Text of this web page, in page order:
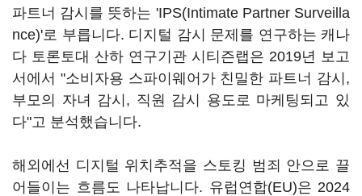
파트너 감시를 뜻하는 'IPS(Intimate Partner Surveilla
nce)'로 부릅니다. 디지털 감시 문제를 연구하는 캐나
다 토론토대 산하 연구기관 시티즌랩은 2019년 보고
서에서 "소비자용 스파이웨어가 친밀한 파트너 감시,
부모의 자녀 감시, 직원 감시 용도로 마케팅되고 있
다"고 분석했습니다.
해외에선 디지털 위치추적을 스토킹 범죄 안으로 끌
어들이는 흐름도 나타납니다. 유럽연합(EU)은 2024